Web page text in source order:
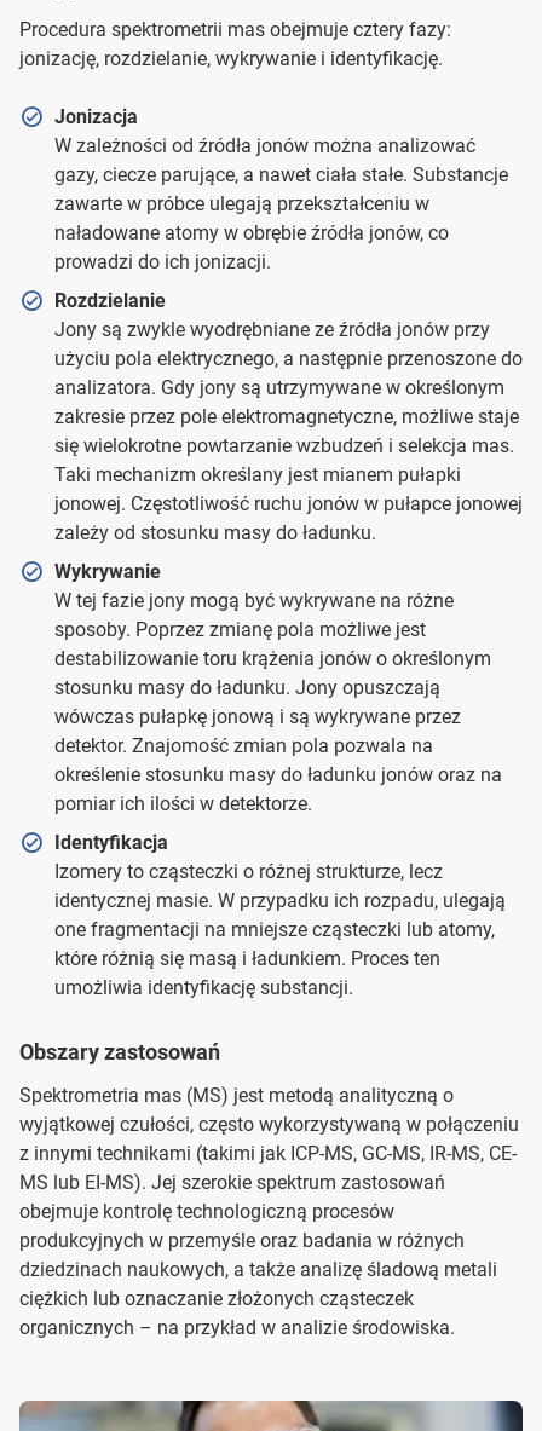
Procedura spektrometrii mas obejmuje cztery fazy:
jonizację, rozdzielanie, wykrywanie i identyfikację.
Jonizacja
W zależności od źródła jonów można analizować
gazy, ciecze parujące, a nawet ciała stałe. Substancje
zawarte w próbce ulegają przekształceniu w
naładowane atomy w obrębie źródła jonów, co
prowadzi do ich jonizacji.
Rozdzielanie
Jony są zwykle wyodrębniane ze źródła jonów przy
użyciu pola elektrycznego, a następnie przenoszone do
analizatora. Gdy jony są utrzymywane w określonym
zakresie przez pole elektromagnetyczne, możliwe staje
się wielokrotne powtarzanie wzbudzeń i selekcja mas.
Taki mechanizm określany jest mianem pułapki
jonowej. Częstotliwość ruchu jonów w pułapce jonowej
zależy od stosunku masy do ładunku.
Wykrywanie
W tej fazie jony mogą być wykrywane na różne
sposoby. Poprzez zmianę pola możliwe jest
destabilizowanie toru krążenia jonów o określonym
stosunku masy do ładunku. Jony opuszczają
wówczas pułapkę jonową i są wykrywane przez
detektor. Znajomość zmian pola pozwala na
określenie stosunku masy do ładunku jonów oraz na
pomiar ich ilości w detektorze.
Identyfikacja
Izomery to cząsteczki o różnej strukturze, lecz
identycznej masie. W przypadku ich rozpadu, ulegają
one fragmentacji na mniejsze cząsteczki lub atomy,
które różnią się masą i ładunkiem. Proces ten
umożliwia identyfikację substancji.
Obszary zastosowań
Spektrometria mas (MS) jest metodą analityczną o
wyjątkowej czułości, często wykorzystywaną w połączeniu
z innymi technikami (takimi jak ICP-MS, GC-MS, IR-MS, CE-
MS lub EI-MS). Jej szerokie spektrum zastosowań
obejmuje kontrolę technologiczną procesów
produkcyjnych w przemyśle oraz badania w różnych
dziedzinach naukowych, a także analizę śladową metali
ciężkich lub oznaczanie złożonych cząsteczek
organicznych – na przykład w analizie środowiska.